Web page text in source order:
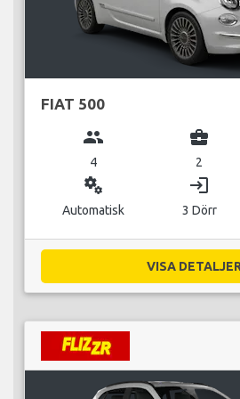
FIAT 500
group
4
business_center
2
miscellaneous_services
Automatisk
login
3 Dörr
VISA